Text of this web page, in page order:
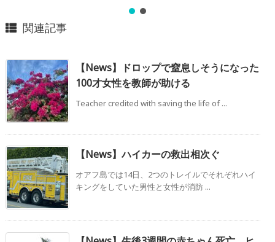
関連記事
【News】ドロップで窒息しそうになった
100才女性を教師が助ける
Teacher credited with saving the life of ...
【News】ハイカーの救出相次ぐ
オアフ島では14日、2つのトレイルでそれぞれハイ
キングをしていた男性と女性が消防 ...